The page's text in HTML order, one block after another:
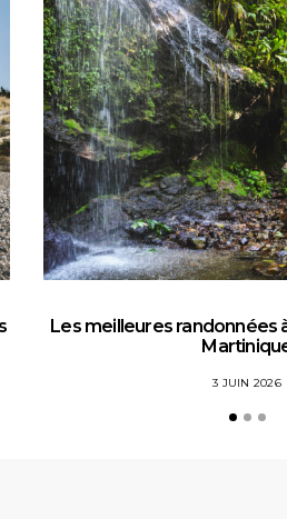
Les meilleures randonnées
3 JUIN 2026